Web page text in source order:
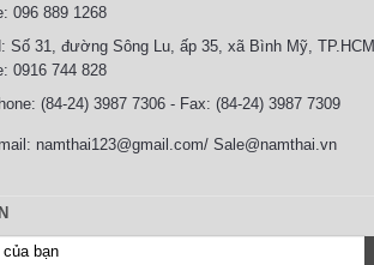
096 889 1268
Số 31, đường Sông Lu, ấp 35, xã Bình Mỹ, TP.HCM
0916 744 828
(84-24) 3987 7306 - Fax: (84-24) 3987 7309
namthai123@gmail.com/ Sale@namthai.vn